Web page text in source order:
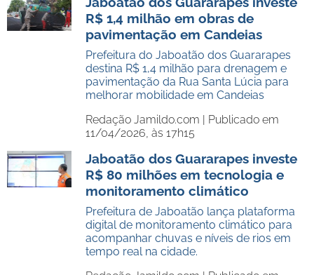
R$ 1,4 milhão em obras de
pavimentação em Candeias
Prefeitura do Jaboatão dos Guararapes
destina R$ 1,4 milhão para drenagem e
pavimentação da Rua Santa Lúcia para
melhorar mobilidade em Candeias
Redação Jamildo.com | Publicado em
11/04/2026, às 17h15
Jaboatão dos Guararapes investe
R$ 80 milhões em tecnologia e
monitoramento climático
Prefeitura de Jaboatão lança plataforma
digital de monitoramento climático para
acompanhar chuvas e níveis de rios em
tempo real na cidade.